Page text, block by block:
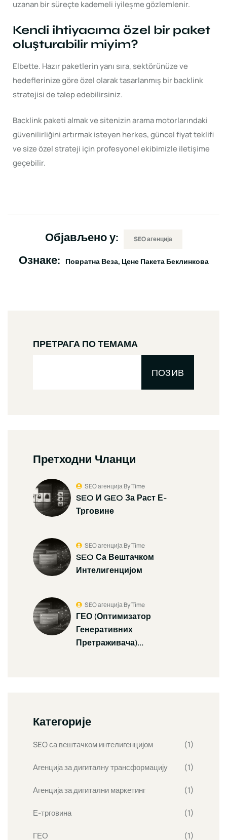
uzanan bir süreçte kademeli iyileşme gözlemlenir.
Kendi ihtiyacıma özel bir paket
oluşturabilir miyim?
Elbette. Hazır paketlerin yanı sıra, sektörünüze ve
hedeflerinize göre özel olarak tasarlanmış bir backlink
stratejisi de talep edebilirsiniz.
Backlink paketi almak ve sitenizin arama motorlarındaki
güvenilirliğini artırmak isteyen herkes, güncel fiyat teklifi
ve size özel strateji için profesyonel ekibimizle iletişime
geçebilir.
Објављено у: SEO агенција
Ознаке: Повратна Веза Цене Пакета Беклинкова
ПРЕТРАГА ПО ТЕМАМА
ПОЗИВ
Претходни Чланци
SEO И GEO За Раст Е-
Трговине
SEO агенција By Time
SEO Са Вештачком
Интелигенцијом
SEO агенција By Time
ГЕО (Оптимизатор
Генеративних
Претраживача)...
SEO агенција By Time
Категорије
SEO са вештачком интелигенцијом (1)
Агенција за дигиталну трансформацију (1)
Агенција за дигитални маркетинг (1)
Е-трговина (1)
ГЕО (1)